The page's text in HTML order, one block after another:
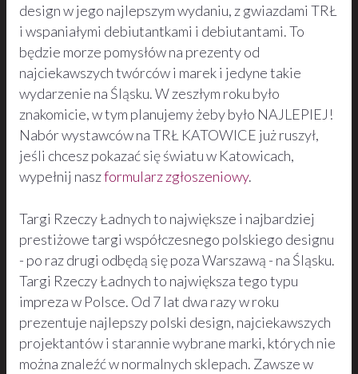
design w jego najlepszym wydaniu, z gwiazdami TRŁ
i wspaniałymi debiutantkami i debiutantami. To
będzie morze pomysłów na prezenty od
najciekawszych twórców i marek i jedyne takie
wydarzenie na Śląsku. W zeszłym roku było
znakomicie, w tym planujemy żeby było NAJLEPIEJ!
Nabór wystawców na TRŁ KATOWICE już ruszył,
jeśli chcesz pokazać się światu w Katowicach,
wypełnij naszformularz zgłoszeniowy.
Targi Rzeczy Ładnych to największe i najbardziej
prestiżowe targi współczesnego polskiego designu
- po raz drugi odbędą się poza Warszawą - na Śląsku.
Targi Rzeczy Ładnych to największa tego typu
impreza w Polsce. Od 7 lat dwa razy w roku
prezentuje najlepszy polski design, najciekawszych
projektantów i starannie wybrane marki, których nie
można znaleźć w normalnych sklepach. Zawsze w